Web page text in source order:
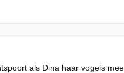
als Dina haar vogels